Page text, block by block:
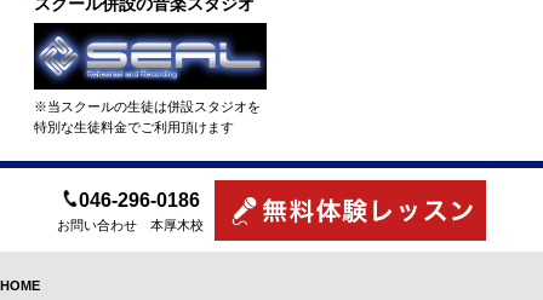
スクール併設の音楽スタジオ
※当スクールの生徒は併設スタジオを
特別な生徒料金でご利用頂けます
046-296-0186
お問い合わせ 本厚木校
HOME